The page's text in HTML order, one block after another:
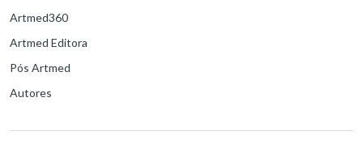
Artmed360
Artmed Editora
Pós Artmed
Autores